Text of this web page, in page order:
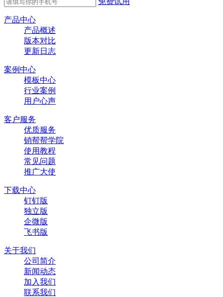
产品中心
产品概述
版本对比
更新日志
案例中心
模板中心
行业案例
用户心声
客户服务
优质服务
销帮帮学院
使用教程
常见问题
推广大使
下载中心
钉钉版
独立版
企微版
飞书版
关于我们
公司简介
新闻动态
加入我们
联系我们